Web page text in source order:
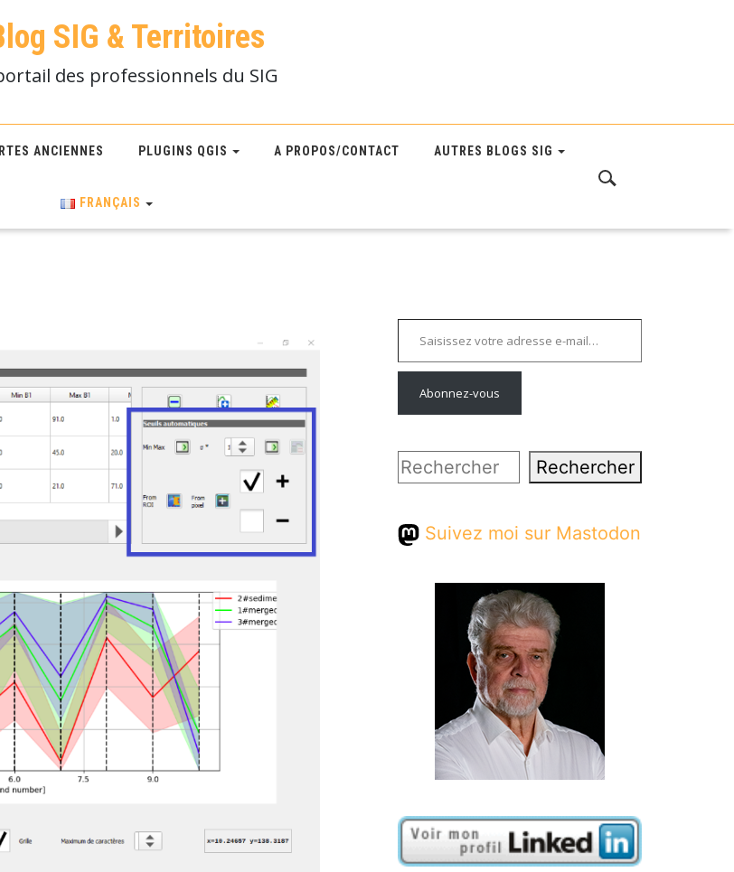
SIG & Territoires
des professionnels du SIG
ANCIENNES PLUGINS QGIS A PROPOS/CONTACT AUTRES BLOGS SIG
FRANÇAIS
Saisissez votre adresse e-mail…
Abonnez-vous
Rechercher Rechercher
Suivez moi sur Mastodon